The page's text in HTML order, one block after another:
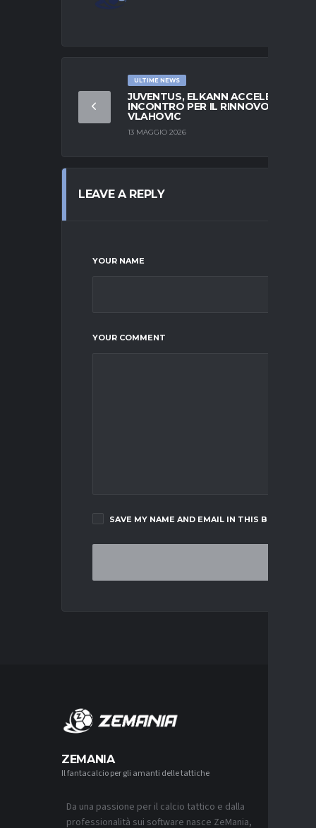
ULTIME NEWS
JUVENTUS, ELKANN ACCELERA:
INCONTRO PER IL RINNOVO DI
VLAHOVIC
13 MAGGIO 2026
LEAVE A REPLY
YOUR NAME
YOUR COMMENT
SAVE MY NAME AND EMAIL IN THIS BROWSER
ZEMANIA
Il fantacalcio per gli amanti delle tattiche
Da una passione per il calcio tattico e dalla
professionalità sui software nasce ZeMania,